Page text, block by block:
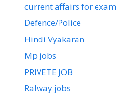
current affairs for exam
Defence/Police
Hindi Vyakaran
Mp jobs
PRIVETE JOB
Ralway jobs